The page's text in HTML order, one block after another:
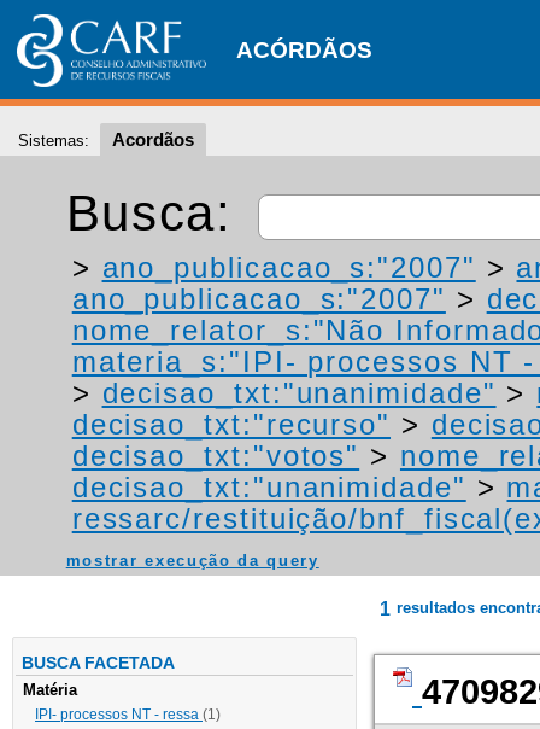
ACÓRDÃOS
Sistemas: Acordãos
Busca:
> ano_publicacao_s:"2007" >
ano_publicacao_s:"2007" >
nome_relator_s:"Não
materia_s:"IPI- processos NT
> decisao_txt:"unanimidade" >
decisao_txt:"recurso" >
decisao_txt:"votos" >
decisao_txt:"unanimidade" >
ressarc/restituição/
mostrar execução da query
BUSCA FACETADA
Matéria
IPI- processos NT - ressa (1)
1 resultados